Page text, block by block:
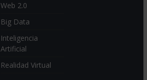
Web 2.0
Big Data
Inteligencia
Artificial
Realidad Virtual